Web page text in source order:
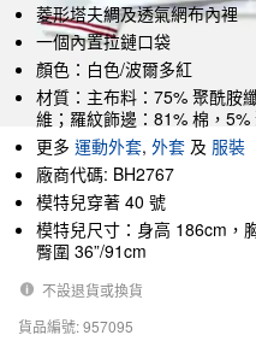
菱形塔夫綢及透氣網布內裡
一個內置拉鏈口袋
顏色：白色/波爾多紅
材質：主布料：75% 聚酰胺
維；羅紋飾邊：81% 棉，
更多 運動外套, 外套 及 服裝
廠商代碼: BH2767
模特兒穿著 40 號
模特兒尺寸：身高 186cm，
臀圍 36”/91cm
不設退貨或換貨
貨品編號: 957095